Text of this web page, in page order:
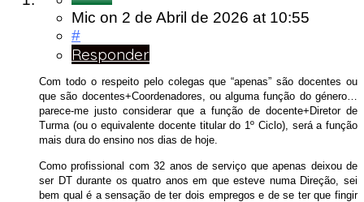
Mic on 2 de Abril de 2026 at 10:55
#
Responder
Com todo o respeito pelo colegas que “apenas” são docentes ou
que são docentes+Coordenadores, ou alguma função do género…
parece-me justo considerar que a função de docente+Diretor de
Turma (ou o equivalente docente titular do 1º Ciclo), será a função
mais dura do ensino nos dias de hoje.
Como profissional com 32 anos de serviço que apenas deixou de
ser DT durante os quatro anos em que esteve numa Direção, sei
bem qual é a sensação de ter dois empregos e de se ter que fingir